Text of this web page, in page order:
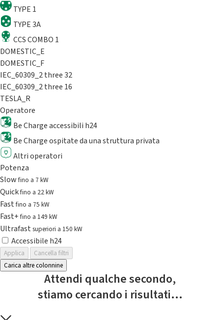
TYPE 1
TYPE 3A
CCS COMBO 1
DOMESTIC_E
DOMESTIC_F
IEC_60309_2 three 32
IEC_60309_2 three 16
TESLA_R
Operatore
Be Charge accessibili h24
Be Charge ospitate da una struttura privata
Altri operatori
Potenza
Slowfino a 7 kW
Quickfino a 22 kW
Fastfino a 75 kW
Fast+fino a 149 kW
Ultrafast superiori a 150 kW
Accessibile h24
Applica
Cancella filtri
Carica altre colonnine
Attendi qualche secondo,
stiamo cercando i risultati...